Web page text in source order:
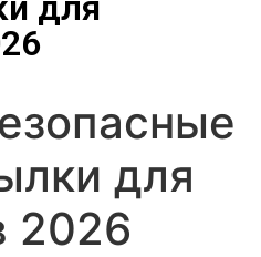
для
2026